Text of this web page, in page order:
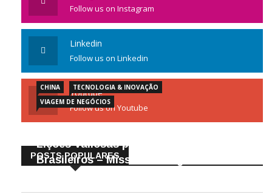
Follow us on Instagram
Linkedin
Follow us on Linkedin
Youtube
Follow us on Youtube
POSTS POPULARES
CHINA
TECNOLOGIA & INOVAÇÃO
VIAGEM DE NEGÓCIOS
Lições Valiosas para Empresários
Brasileiros – Missão de Negócios China